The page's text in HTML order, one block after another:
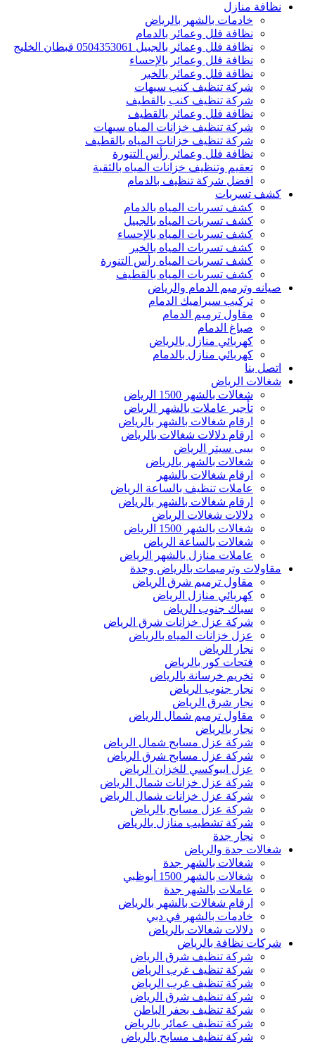
نظافة منازل
خادمات بالشهر بالرياض
نظافة فلل وعمائر بالدمام
نظافة فلل وعمائر بالجبيل 0504353061 قبطان الخليج
نظافة فلل وعمائر بالإحساء
نظافة فلل وعمائر بالخبر
شركة تنظيف كنب سيهات
شركة تنظيف كنب بالقطيف
نظافة فلل وعمائر بالقطيف
شركة تنظيف خزانات المياه سيهات
شركة تنظيف خزانات المياه بالقطيف
نظافة فلل وعمائر رأس التنورة
تعقيم وتنظيف خزانات المياه بالثقبة
افضل شركة تنظيف بالدمام
كشف تسربات
كشف تسربات المياه بالدمام
كشف تسربات المياه بالجبيل
كشف تسربات المياه بالإحساء
كشف تسربات المياه بالخبر
كشف تسربات المياه رأس التنورة
كشف تسربات المياه بالقطيف
صيانه وترميم الدمام والرياض
تركيب سيراميك الدمام
مقاول ترميم الدمام
صباغ الدمام
كهربائي منازل بالرياض
كهربائي منازل بالدمام
اتصل بنا
شغالات الرياض
شغالات بالشهر 1500 الرياض
تأجير عاملات بالشهر الرياض
ارقام شغالات بالشهر بالرياض
ارقام دلالات شغالات بالرياض
بيبى سيتر الرياض
شغالات بالشهر بالرياض
ارقام شغالات بالشهر
عاملات تنظيف بالساعة الرياض
ارقام شغالات بالشهر بالرياض
دلالات شغالات الرياض
شغالات بالشهر 1500 الرياض
شغالات بالساعة الرياض
عاملات منازل بالشهر الرياض
مقاولات وترميمات بالرياض وجدة
مقاول ترميم شرق الرياض
كهربائي منازل الرياض
سباك جنوب الرياض
شركة عزل خزانات شرق الرياض
عزل خزانات المياه بالرياض
نجار الرياض
فتحات كور بالرياض
تخريم خرسانة بالرياض
نجار جنوب الرياض
نجار شرق الرياض
مقاول ترميم شمال الرياض
نجار بالرياض
شركة عزل مسابح شمال الرياض
شركة عزل مسابح شرق الرياض
عزل ايبوكسي للخزان الرياض
شركة عزل خزانات شمال الرياض
شركة عزل خزانات شمال الرياض
شركة عزل مسابح بالرياض
شركة تشطيب منازل بالرياض
نجار جدة
شغالات جدة والرياض
شغالات بالشهر جدة
شغالات بالشهر 1500 أبوظبي
عاملات بالشهر جدة
ارقام شغالات بالشهر بالرياض
خادمات بالشهر في دبي
دلالات شغالات بالرياض
شركات نظافة بالرياض
شركة تنظيف شرق الرياض
شركة تنظيف غرب الرياض
شركة تنظيف غرب الرياض
شركة تنظيف شرق الرياض
شركة تنظيف بحفر الباطن
شركة تنظيف عمائر بالرياض
شركة تنظيف مسابح بالرياض